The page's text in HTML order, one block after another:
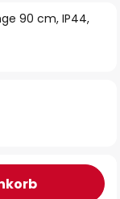
90 cm, IP44,